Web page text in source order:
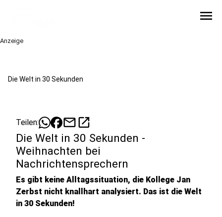
menu
Anzeige
Die Welt in 30 Sekunden
Teilen: mailopen_in_new
Die Welt in 30 Sekunden -
Weihnachten bei
Nachrichtensprechern
Es gibt keine Alltagssituation, die Kollege Jan
Zerbst nicht knallhart analysiert. Das ist die Welt
in 30 Sekunden!